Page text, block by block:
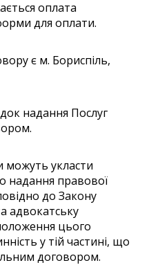
оплата
для оплати.
є м. Бориспіль,
надання Послуг
укласти
надання правової
до Закону
адвокатську
цього
у тій частині, що
договором.